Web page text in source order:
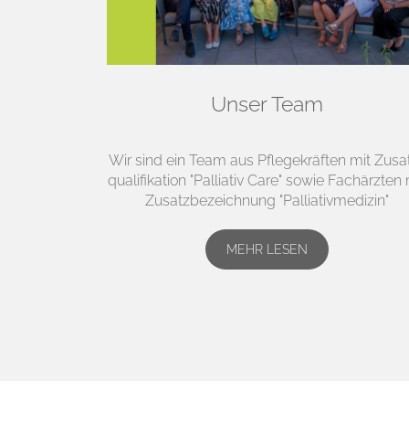
Unser Team
Wir sind ein Team aus Pflege­kräften mit
quali­fikation "Palliativ Care" sowie Fachärzten
Zusatz­bezeich­nung "Palliativmedizin"
MEHR LESEN